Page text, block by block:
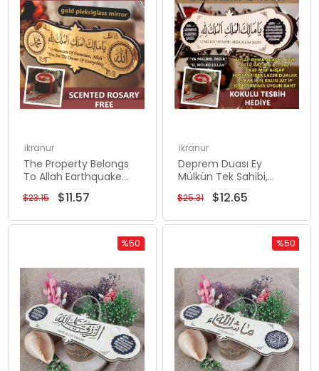
ikranur
The Property Belongs
To Allah Earthquake
Prayer Gold Plexiglass
25*10 Table, Ya Malikel
$11.57
$23.15
ikranur
Deprem Duası Ey
Mülkün Tek Sahibi,
Mülk Allahındır Ya
Malikel Mulk El Mülkü
$12.65
$25.31
%50
%50Rabatt
%50